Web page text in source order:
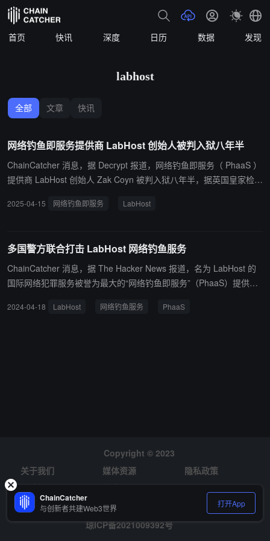
首页 快讯 深度 日历 数据 发现
labhost
全部 文章 快讯
网络钓鱼即服务提供商 LabHost 创始人被判入狱八年半
ChainCatcher 消息，据 Decrypt 报道，网络钓鱼即服务（ PhaaS ）
提供商 LabHost 创始人 Zak Coyn 被判入狱八年半，据英国皇家检察
美元的加密货币，这些数字资产通过多个钱包进行清洗，最终由第三
息，多国警方联合打击 LabHost 网络钓鱼服务。
2025-04-15 网络钓鱼即服务 LabHost
多国警方联合打击 LabHost 网络钓鱼服务
ChainCatcher 消息，据 The Hacker News 报道，名为 LabHost 的
国际网络犯罪服务被誉为最大的“网络钓鱼即服务”（PhaaS）提供商
服务被用于窃取全球受害者个人凭证，被誉为最大的“网络钓鱼即服
2024-04-18 LabHost 网络钓鱼服务 PhaaS
Copyright © 2023
关于我们
媒体资源
隐私政策
风险提示
招聘
琼ICP备2021009392号
ChainCatcher
与创新者共建Web3世界 打开App